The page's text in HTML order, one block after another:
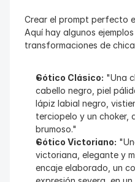
Crear el prompt perfecto
Aquí hay algunos
transformaciones de
Gótico Clásico: "Una
cabello negro, piel
lápiz labial negro,
terciopelo y un choker,
brumoso."
Gótico Victoriano:
victoriana, elegante y
encaje elaborado, un